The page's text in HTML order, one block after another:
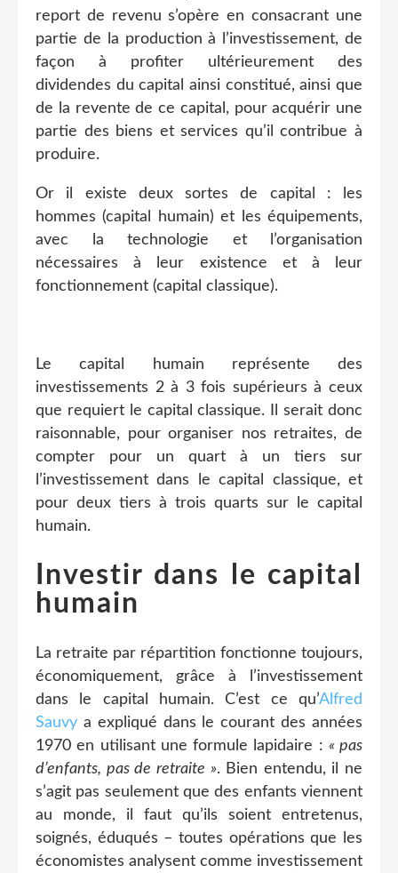
report de revenu s’opère en consacrant une
partie de la production à l’investissement, de
façon à profiter ultérieurement des
dividendes du capital ainsi constitué, ainsi que
de la revente de ce capital, pour acquérir une
partie des biens et services qu’il contribue à
produire.
Or il existe deux sortes de capital : les
hommes (capital humain) et les équipements,
avec la technologie et l’organisation
nécessaires à leur existence et à leur
fonctionnement (capital classique).
Le capital humain représente des
investissements 2 à 3 fois supérieurs à ceux
que requiert le capital classique. Il serait donc
raisonnable, pour organiser nos retraites, de
compter pour un quart à un tiers sur
l’investissement dans le capital classique, et
pour deux tiers à trois quarts sur le capital
humain.
Investir dans le capital
humain
La retraite par répartition fonctionne toujours,
économiquement, grâce à l’investissement
dans le capital humain. C’est ce qu’Alfred
Sauvy a expliqué dans le courant des années
1970 en utilisant une formule lapidaire : « pas
d’enfants, pas de retraite ». Bien entendu, il ne
s’agit pas seulement que des enfants viennent
au monde, il faut qu’ils soient entretenus,
soignés, éduqués – toutes opérations que les
économistes analysent comme investissement